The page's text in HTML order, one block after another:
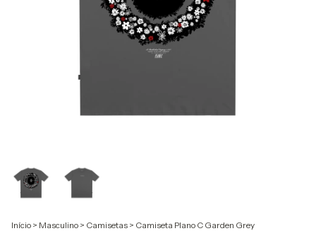
Início > Masculino > Camisetas > Camiseta Plano C Garden Grey